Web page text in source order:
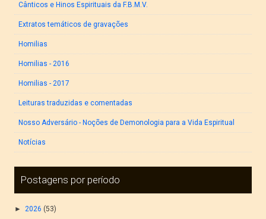
Cânticos e Hinos Espirituais da F.B.M.V.
Extratos temáticos de gravações
Homilias
Homilias - 2016
Homilias - 2017
Leituras traduzidas e comentadas
Nosso Adversário - Noções de Demonologia para a Vida Espiritual
Notícias
Postagens por período
►2026 (53)